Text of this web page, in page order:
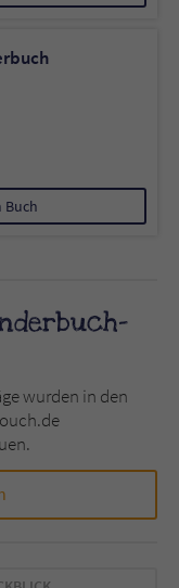
Buch
wurden in den